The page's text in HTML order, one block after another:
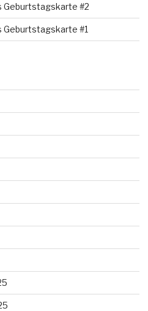
Geburtstagskarte #2
Geburtstagskarte #1